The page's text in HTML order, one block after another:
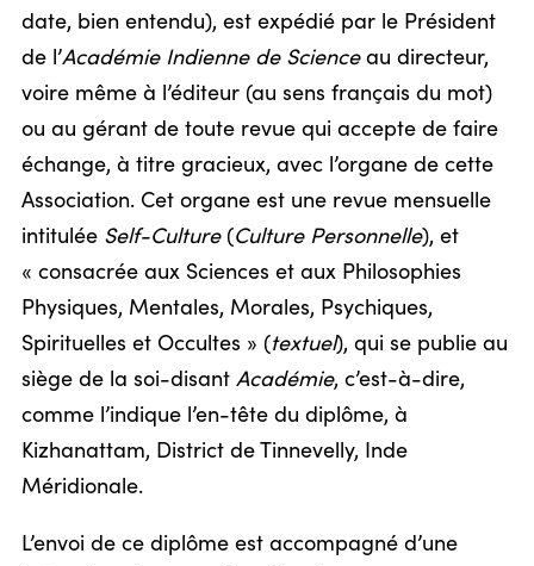
date, bien entendu), est expédié par le Président
de l’Académie Indienne de Scienceau directeur,
voire même à l’éditeur (au sens français du mot)
ou au gérant de toute revue qui accepte de faire
échange, à titre gracieux, avec l’organe de cette
Association. Cet organe est une revue mensuelle
intitulée Self-Culture(Culture Personnelle), et
« consacrée aux Sciences et aux Philosophies
Physiques, Mentales, Morales, Psychiques,
Spirituelles et Occultes » (textuel), qui se publie au
siège de la soi-disant Académie, c’est-à-dire,
comme l’indique l’en-tête du diplôme, à
Kizhanattam, District de Tinnevelly, Inde
Méridionale.
L’envoi de ce diplôme est accompagné d’une